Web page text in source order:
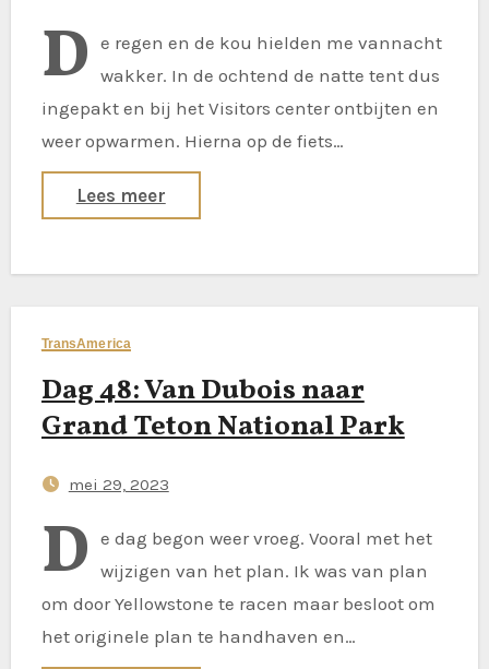
D e regen en de kou hielden me vannacht
wakker. In de ochtend de natte tent dus
ingepakt en bij het Visitors center ontbijten en
weer opwarmen. Hierna op de fiets…
Lees meer
TransAmerica
Dag 48: Van Dubois naar
Grand Teton National Park
mei 29, 2023
D e dag begon weer vroeg. Vooral met het
wijzigen van het plan. Ik was van plan
om door Yellowstone te racen maar besloot om
het originele plan te handhaven en…